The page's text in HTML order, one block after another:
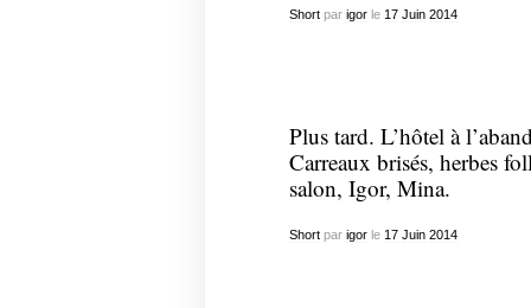
Shortpar igorle 17 Juin 2014
Plus tard. L’hôtel à
Carreaux brisés, herbes
salon, Igor, Mina.
Shortpar igorle 17 Juin 2014